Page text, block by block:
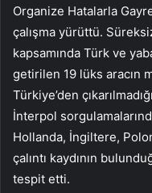
Organize Hatalarla
çalışma yürüttü.
kapsamında Türk ve
getirilen 19 lüks aracın
Türkiye’den
İnterpol
Hollanda, İngiltere,
çalıntı kaydının
tespit etti.